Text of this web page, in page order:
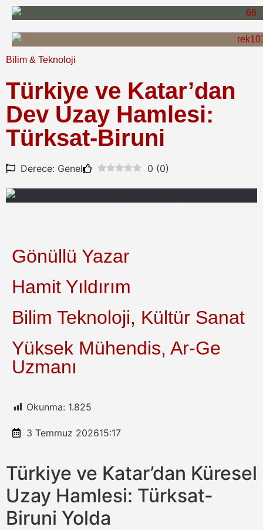
Bilim & Teknoloji
Türkiye ve Katar’dan
Dev Uzay Hamlesi:
Türksat-Biruni
Derece: Genel 0 (0)
Gönüllü Yazar
Hamit Yıldırım
Bilim Teknoloji, Kültür Sanat
Yüksek Mühendis, Ar-Ge
Uzmanı
Okunma: 1.825
3 Temmuz 202615:17
Türkiye ve Katar’dan Küresel
Uzay Hamlesi: Türksat-
Biruni Yolda